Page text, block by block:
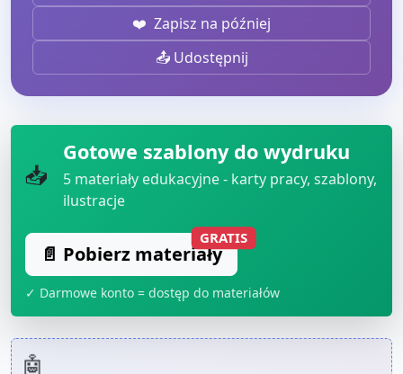
❤️ Zapisz na później
📤 Udostępnij
📥
Gotowe szablony do wydruku
5 materiały edukacyjne - karty pracy, szablony,
ilustracje
📄 Pobierz materiały
GRATIS
✓ Darmowe konto = dostęp do materiałów
🤖